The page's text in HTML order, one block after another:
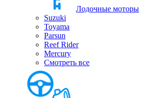
Лодочные моторы
Suzuki
Toyama
Parsun
Reef Rider
Mercury
Смотреть все